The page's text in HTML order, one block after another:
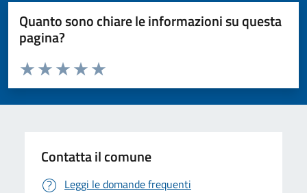
Quanto sono chiare le informazioni su questa
pagina?
Valuta da 1 a 5 stelle la pagina
Valuta 5 stelle su 5
Valuta 4 stelle su 5
Valuta 3 stelle su 5
Valuta 2 stelle su 5
Valuta 1 stelle su 5
Contatta il comune
Leggi le domande frequenti